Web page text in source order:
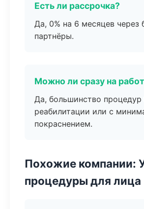
Есть ли рассрочка?
Да, 0% на 6 месяцев через
партнёры.
Можно ли сразу на
Да, большинство процедур
реабилитации или с
покраснением.
Похожие компании:
процедуры для лица